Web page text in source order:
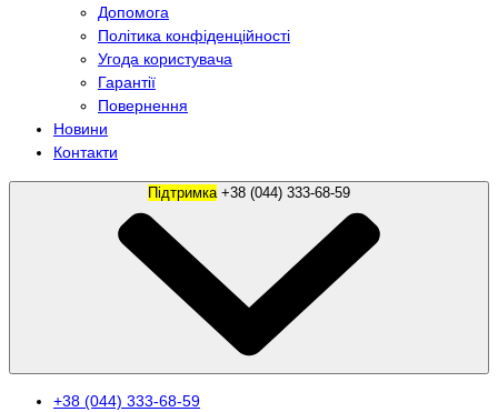
Допомога
Політика конфіденційності
Угода користувача
Гарантії
Повернення
Новини
Контакти
Підтримка
+38 (044) 333-68-59